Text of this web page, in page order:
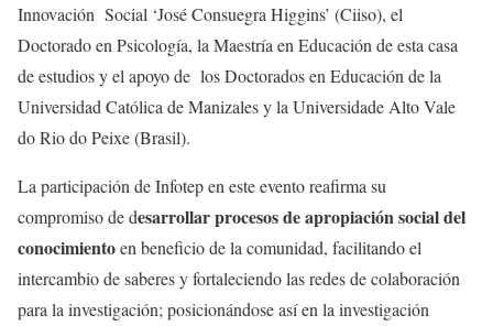
Innovación Social ‘José Consuegra Higgins’ (Ciiso), el
Doctorado en Psicología, la Maestría en Educación de esta casa
de estudios y el apoyo de los Doctorados en Educación de la
Universidad Católica de Manizales y la Universidade Alto Vale
do Rio do Peixe (Brasil).
La participación de Infotep en este evento reafirma su
compromiso de desarrollar procesos de apropiación social del
conocimientoen beneficio de la comunidad, facilitando el
intercambio de saberes y fortaleciendo las redes de colaboración
para la investigación; posicionándose así en la investigación